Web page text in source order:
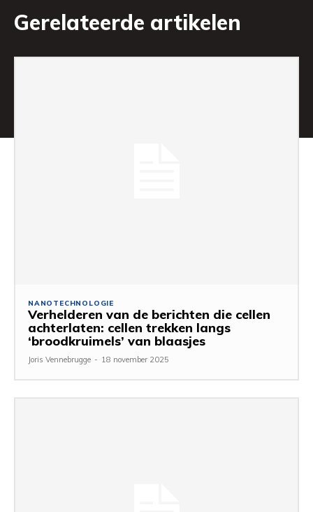
Gerelateerde artikelen
NANOTECHNOLOGIE
Verhelderen van de berichten die cellen
achterlaten: cellen trekken langs
‘broodkruimels’ van blaasjes
Joris Vennebrugge - 18 november 2025